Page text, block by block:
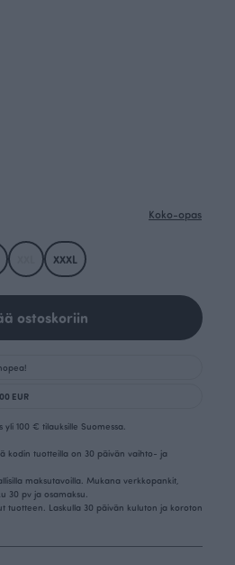
Koko-opas
XXXL
ostoskoriin
EUR
100 € tilauksille Suomessa.
kodin tuotteilla on 30 päivän vaihto- ja
maksutavoilla. Mukana verkkopankit,
30 pv ja osamaksu.
tuotteen. Laskulla 30 päivän kuluton ja koroton